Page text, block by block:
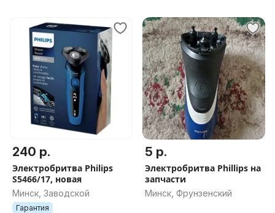
240 р.
Электробритва Philips
S5466/17, новая
Минск, Заводской
Гарантия
5 р.
Электробритва Phillips на
запчасти
Минск, Фрунзенский